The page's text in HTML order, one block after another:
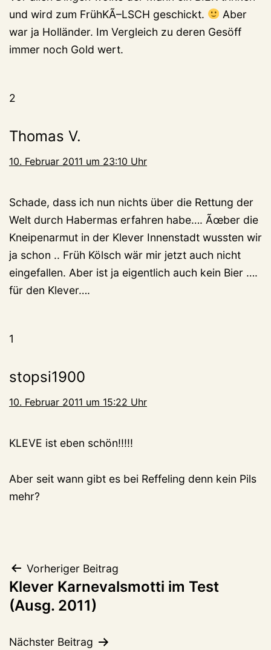
und wird zum FrühKÃ–LSCH geschickt.
Aber
war ja Holländer. Im Vergleich zu deren Gesöff
immer noch Gold wert.
2
Thomas V.
10. Februar 2011 um 23:10 Uhr
Schade, dass ich nun nichts über die Rettung der
Welt durch Habermas erfahren habe…. Ãœber die
Kneipenarmut in der Klever Innenstadt wussten wir
ja schon .. Früh Kölsch wär mir jetzt auch nicht
eingefallen. Aber ist ja eigentlich auch kein Bier ….
für den Klever….
1
stopsi1900
10. Februar 2011 um 15:22 Uhr
KLEVE ist eben schön!!!!!
Aber seit wann gibt es bei Reffeling denn kein Pils
mehr?
Beitragsnavigation
Vorheriger Beitrag
Klever Karnevalsmotti im Test
(Ausg. 2011)
Nächster Beitrag